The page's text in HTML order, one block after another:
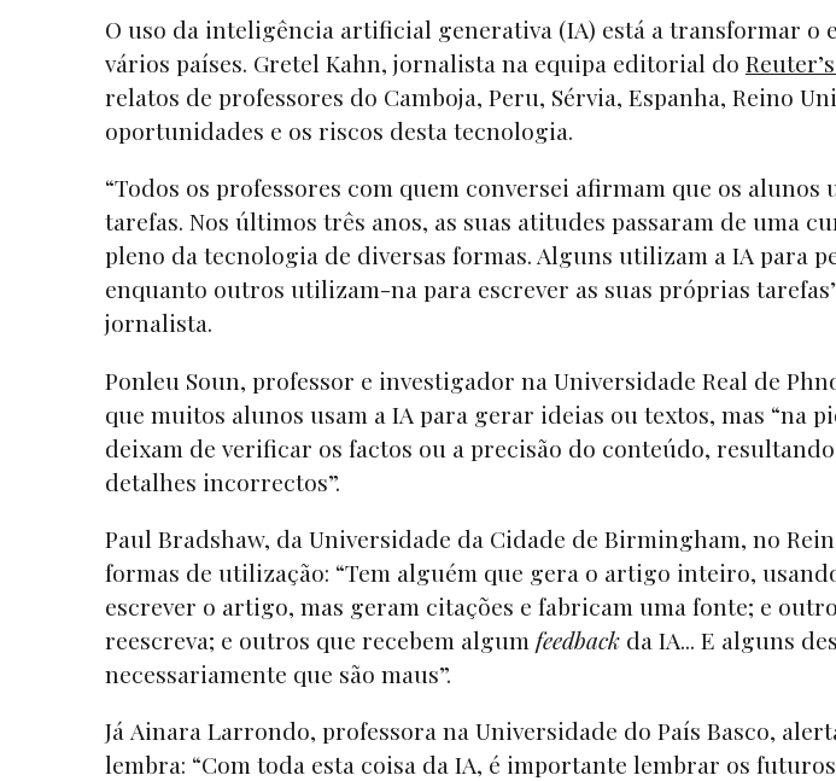
O uso da inteligência artificial generativa (IA) está a transformar o
vários países. Gretel Kahn, jornalista na equipa editorial do
relatos de professores do Camboja, Peru, Sérvia, Espanha, Reino
oportunidades e os riscos desta tecnologia.
“Todos os professores com quem conversei afirmam que os
tarefas. Nos últimos três anos, as suas atitudes passaram de uma
pleno da tecnologia de diversas formas. Alguns utilizam a IA para
enquanto outros utilizam-na para escrever as suas próprias
jornalista.
Ponleu Soun, professor e investigador na Universidade Real de
que muitos alunos usam a IA para gerar ideias ou textos, mas “na
deixam de verificar os factos ou a precisão do conteúdo,
detalhes incorrectos”.
Paul Bradshaw, da Universidade da Cidade de Birmingham, no
formas de utilização: “Tem alguém que gera o artigo inteiro,
escrever o artigo, mas geram citações e fabricam uma fonte; e
reescreva; e outros que recebem algum feedback da IA... E alguns
necessariamente que são maus”.
Já Ainara Larrondo, professora na Universidade do País Basco,
lembra: “Com toda esta coisa da IA, é importante lembrar os